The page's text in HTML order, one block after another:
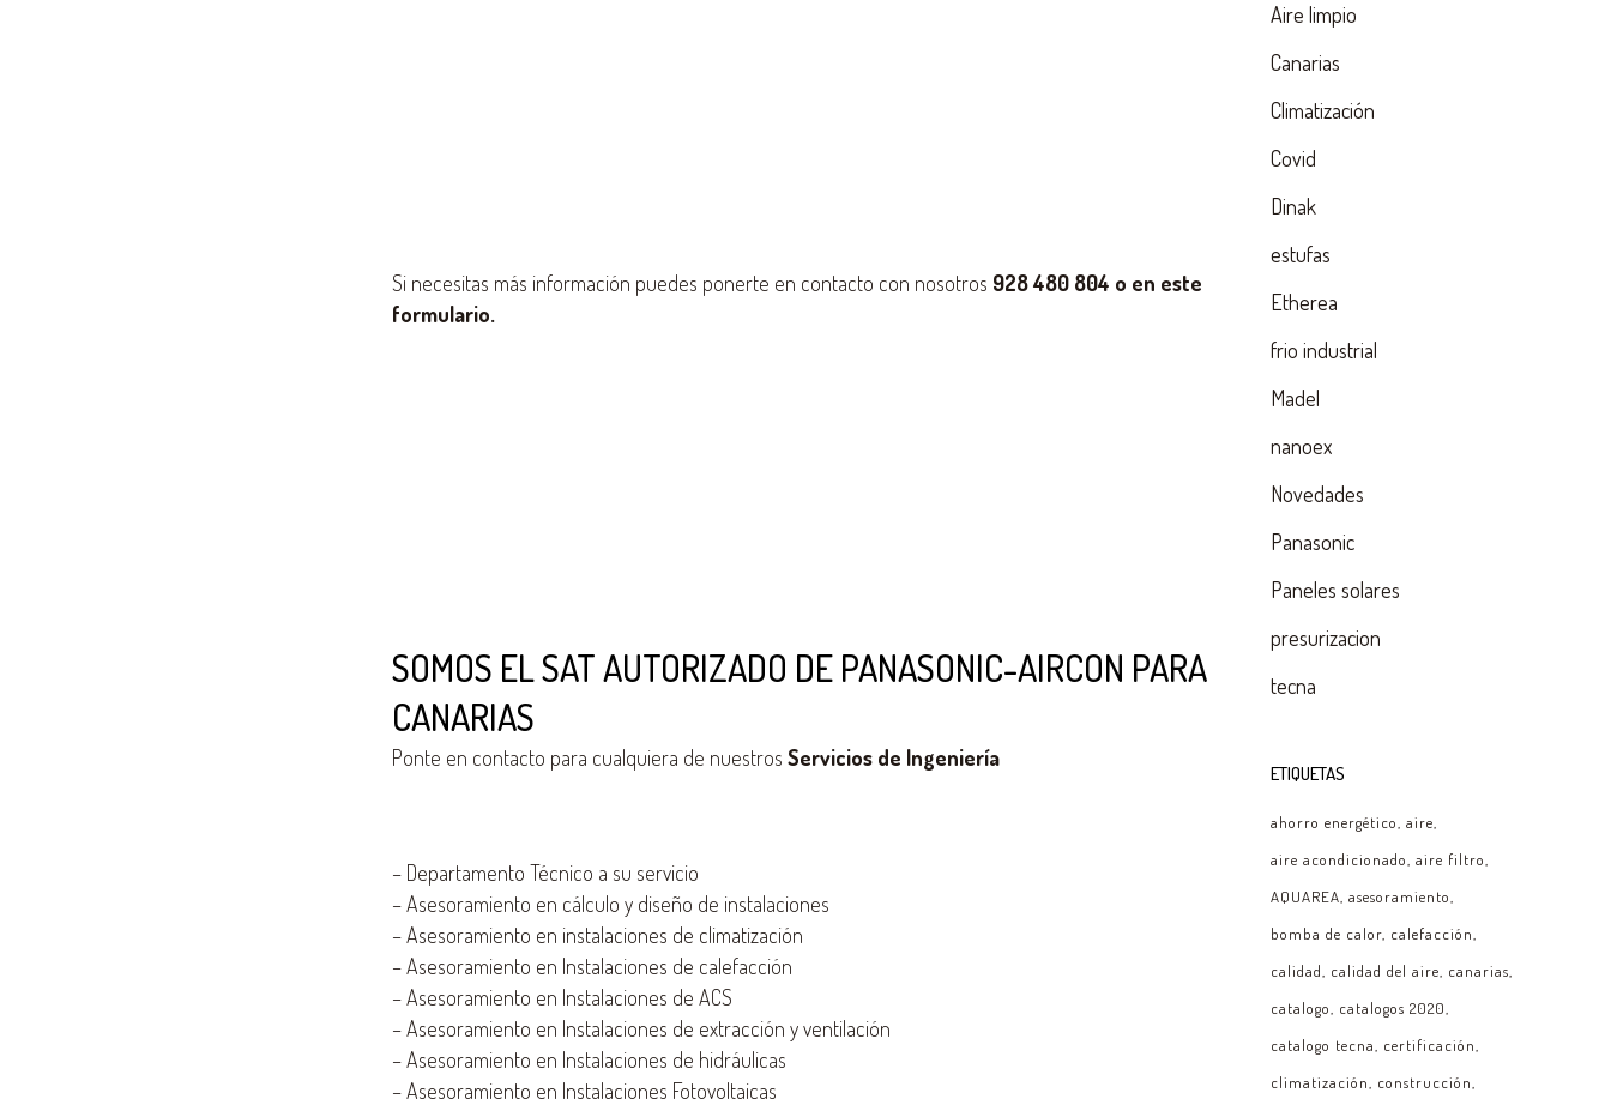
Si necesitas más información puedes ponerte en contacto con nosotros 928 480 804 o en este
formulario.
SOMOS EL SAT AUTORIZADO DE PANASONIC-AIRCON PARA
CANARIAS
Ponte en contacto para cualquiera de nuestros Servicios de Ingeniería
– Departamento Técnico a su servicio
–Asesoramiento en cálculo y diseño de instalaciones
–Asesoramiento en instalaciones de climatización
–Asesoramiento en Instalaciones de calefacción
–Asesoramiento en Instalaciones de ACS
–Asesoramiento en Instalaciones de extracción y ventilación
–Asesoramiento en Instalaciones de hidráulicas
–Asesoramiento en Instalaciones Fotovoltaicas
Aire limpio
Canarias
Climatización
Covid
Dinak
estufas
Etherea
frio industrial
Madel
nanoex
Novedades
Panasonic
Paneles solares
presurizacion
tecna
ETIQUETAS
ahorro energético aire
aire acondicionado aire filtro
AQUAREA asesoramiento
bomba de calor calefacción
calidad
calidad del aire canarias
catalogo
catalogos 2020
catalogo tecna
certificación
climatización
construcción